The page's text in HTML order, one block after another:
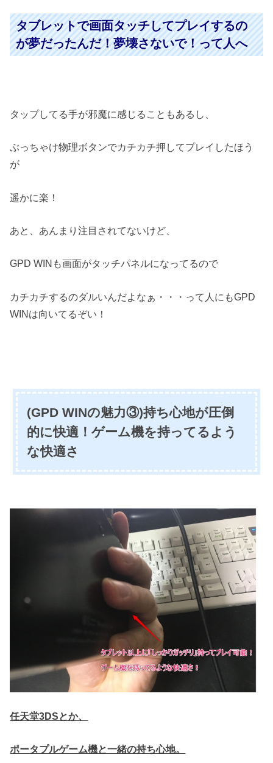
タブレットで画面タッチしてプレイするの
が夢だったんだ！夢壊さないで！って人へ
タップしてる手が邪魔に感じることもあるし、
ぶっちゃけ物理ボタンでカチカチ押してプレイしたほう
が
遥かに楽！
あと、あんまり注目されてないけど、
GPD WINも画面がタッチパネルになってるので
カチカチするのダルいんだよなぁ・・・って人にもGPD
WINは向いてるぞい！
(GPD WINの魅力③)持ち心地が圧倒
的に快適！ゲーム機を持ってるよう
な快適さ
任天堂3DSとか、
ポータプルゲーム機と一緒の持ち心地。